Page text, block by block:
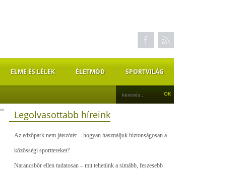
ELME ÉS LÉLEK ÉLETMÓD SPORTVILÁG
Legolvasottabb híreink
Az edzőpark nem játszótér – hogyan használjuk biztonságosan a
közösségi sporttereket?
Narancsbőr ellen tudatosan – mit tehetünk a simább, feszesebb